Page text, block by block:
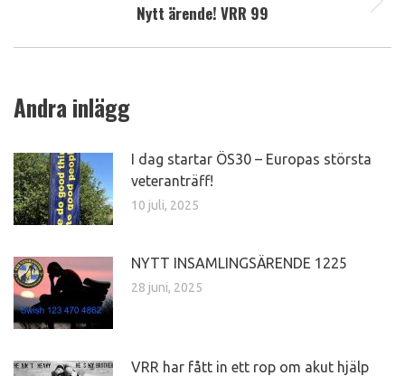
Next
Nytt ärende! VRR 99
Andra inlägg
I dag startar ÖS30 – Europas största
veteranträff!
10 juli, 2025
NYTT INSAMLINGSÄRENDE 1225
28 juni, 2025
VRR har fått in ett rop om akut hjälp